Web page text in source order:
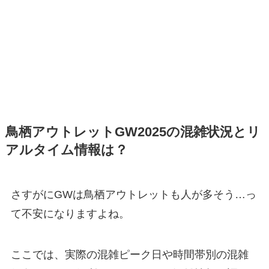
鳥栖アウトレットGW2025の混雑状況とリ
アルタイム情報は？
さすがにGWは鳥栖アウトレットも人が多そう…っ
て不安になりますよね。
ここでは、実際の混雑ピーク日や時間帯別の混雑